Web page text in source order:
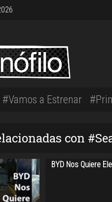
#Vamos a Estrenar
con
BYD Nos Quiere